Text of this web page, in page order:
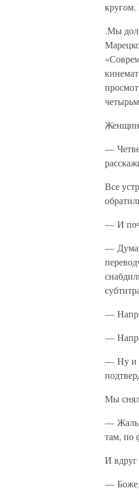
кругом.
.Мы
—
Все
— И
—
—
—
— Ну и
Мы
— Жаль,
там, по
И вдруг
— Боже,